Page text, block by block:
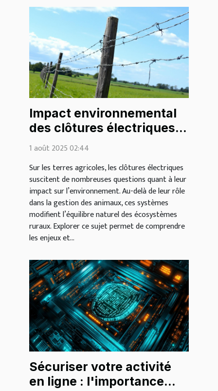
Impact environnemental
des clôtures électriques
sur les terres agricoles
1 août 2025 02:44
Sur les terres agricoles, les clôtures électriques
suscitent de nombreuses questions quant à leur
impact sur l’environnement. Au-delà de leur rôle
dans la gestion des animaux, ces systèmes
modifient l’équilibre naturel des écosystèmes
ruraux. Explorer ce sujet permet de comprendre
les enjeux et...
Sécuriser votre activité
en ligne : l'importance